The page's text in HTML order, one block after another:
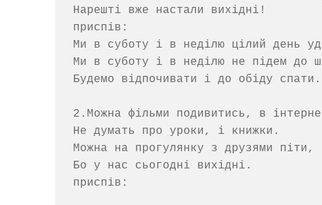
Нарешті вже настали вихідні!
приспів:
Ми в суботу і в неділю цілий день
Ми в суботу і в неділю не підем до
Будемо відпочивати і до обіду спати.
2.Можна фільми подивитись, в
Не думать про уроки, і книжки.
Можна на прогулянку з друзями піти,
Бо у нас сьогодні вихідні.
приспів: